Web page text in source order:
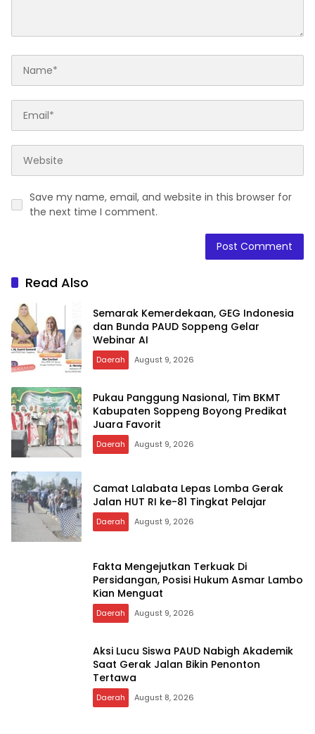
Save my name, email, and website in this browser for
the next time I comment.
Read Also
Semarak Kemerdekaan, GEG Indonesia
dan Bunda PAUD Soppeng Gelar
Webinar AI
Daerah August 9, 2026
Pukau Panggung Nasional, Tim BKMT
Kabupaten Soppeng Boyong Predikat
Juara Favorit
Daerah August 9, 2026
Camat Lalabata Lepas Lomba Gerak
Jalan HUT RI ke-81 Tingkat Pelajar
Daerah August 9, 2026
Fakta Mengejutkan Terkuak Di
Persidangan, Posisi Hukum Asmar Lambo
Kian Menguat
Daerah August 9, 2026
Aksi Lucu Siswa PAUD Nabigh Akademik
Saat Gerak Jalan Bikin Penonton
Tertawa
Daerah August 8, 2026